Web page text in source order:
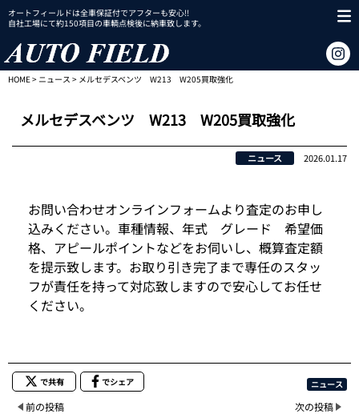
オートフィールドは全車保証付でアフターも安心!!
自社工場にて約150項目の車輌点検後に納車致します。
HOME> ニュース > メルセデスベンツ W213 W205買取強化
メルセデスベンツ W213 W205買取強化
ニュース 2026.01.17
お問い合わせオンラインフォームより査定のお申し
込みください。車種情報、年式 グレード 希望価
格、アピールポイントなどをお伺いし、概算査定額
を提示致します。お取り引き完了まで専任のスタッ
フが責任を持って対応致しますので安心してお任せ
ください。
で共有 でシェア ニュース
前の投稿 次の投稿